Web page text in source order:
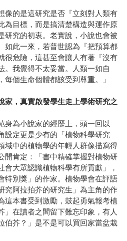
像的是這研究是否『立刻對人類有
為目標，而是搞清楚構造與運作原
研究的初衷。老實說，小說也會被
如此一來，若普世認為『把預算都
很危險，這甚至會讓人有著『沒有
。我覺得不太妥當。人類一如自
個生命個體都該受到尊重。」
，真實啟發學生走上學術研究之
身為小說家的經歷上，頭一回以
設定更是少有的「植物科學研究
域中的植物學的年輕人群像描寫得
開肯定：「書中精確掌握對植物研
會大眾認識植物科學有所貢獻」，
特別獎」的作家。植物學會在評語
究阿拉拍芥的研究生」為主角的作
這本書受到激勵，鼓起勇氣報考植
」在讀者之間留下難忘印象，有人
伯芥？」是不是可以買回家當盆栽